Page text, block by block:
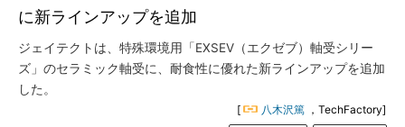
に新ラインアップを追加
ジェイテクトは、特殊環境用「EXSEV（エクゼブ）軸受シリー
ズ」のセラミック軸受に、耐食性に優れた新ラインアップを追加
した。
[ 八木沢篤 ，TechFactory]